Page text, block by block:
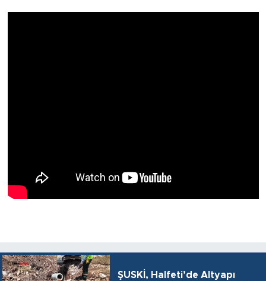
ŞUSKİ, Halfeti’de Altyapı